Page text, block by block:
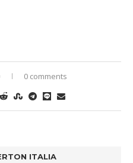
0 comments
ITALIA